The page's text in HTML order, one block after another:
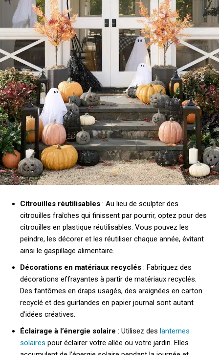
Citrouilles réutilisables : Au lieu de sculpter des
citrouilles fraîches qui finissent par pourrir, optez pour des
citrouilles en plastique réutilisables. Vous pouvez les
peindre, les décorer et les réutiliser chaque année, évitant
ainsi le gaspillage alimentaire.
Décorations en matériaux recyclés : Fabriquez des
décorations effrayantes à partir de matériaux recyclés.
Des fantômes en draps usagés, des araignées en carton
recyclé et des guirlandes en papier journal sont autant
d’idées créatives.
Éclairage à l’énergie solaire : Utilisez des lanternes
solaires pour éclairer votre allée ou votre jardin. Elles